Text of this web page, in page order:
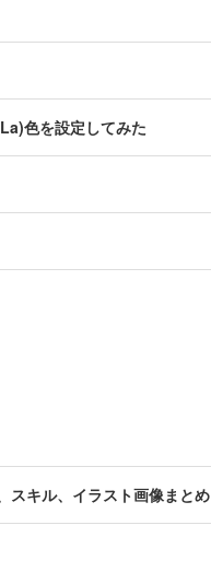
色を設定してみた
スキル、イラスト画像まとめ